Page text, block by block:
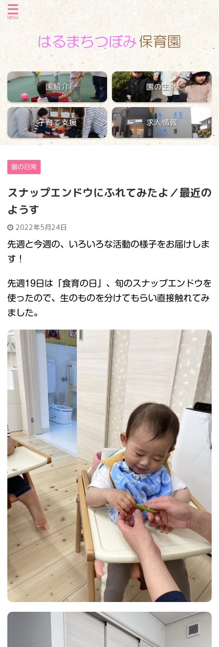
園紹介 園の生活
子育て支援 求人情報
園の日常
スナップエンドウにふれてみたよ／最近の
ようす
2022年5月24日
先週と今週の、いろいろな活動の様子をお届けしま
す！
先週19日は「食育の日」、旬のスナップエンドウを
使ったので、生のものを分けてもらい直接触れてみ
ました。